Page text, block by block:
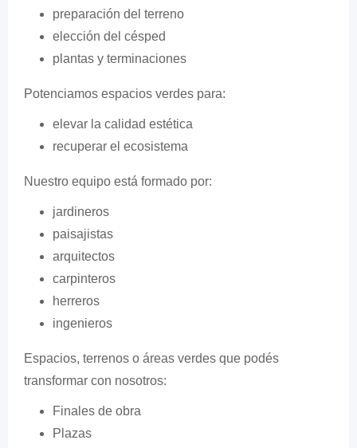
preparación del terreno
elección del césped
plantas y terminaciones
Potenciamos espacios verdes para:
elevar la calidad estética
recuperar el ecosistema
Nuestro equipo está formado por:
jardineros
paisajistas
arquitectos
carpinteros
herreros
ingenieros
Espacios, terrenos o áreas verdes que podés
transformar con nosotros:
Finales de obra
Plazas